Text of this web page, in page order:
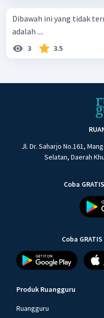
Dibawah ini yang tidak
adalah ....
3 3.5
Jl. Dr. Saharjo No.161,
Selatan, Daerah
Coba
Coba
Produk Ruangguru
Ruangguru